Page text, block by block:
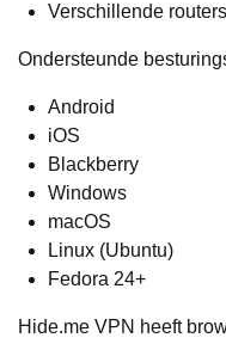
Verschillende routers
Ondersteunde
Android
iOS
Blackberry
Windows
macOS
Linux (Ubuntu)
Fedora 24+
Hide.me VPN heeft